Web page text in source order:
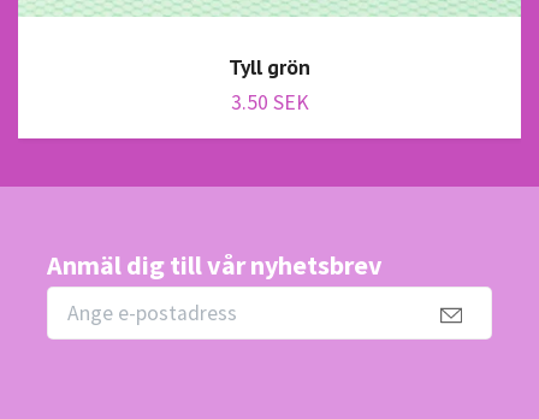
Tyll grön
3.50 SEK
Anmäl dig till vår nyhetsbrev